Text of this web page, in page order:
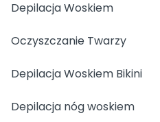
Depilacja Woskiem
Oczyszczanie Twarzy
Depilacja Woskiem Bikini
Depilacja nóg woskiem